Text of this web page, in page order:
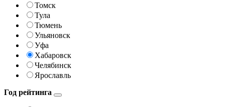
Томск
Тула
Тюмень
Ульяновск
Уфа
Хабаровск
Челябинск
Ярославль
Год рейтинга